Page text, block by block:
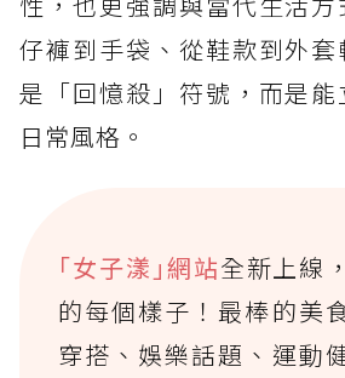
仔褲到手袋、從鞋款到外套
是「回憶殺」符號，而是
日常風格。
｢女子漾｣網站全新上線
的每個樣子！最棒的美
穿搭、娛樂話題、運動